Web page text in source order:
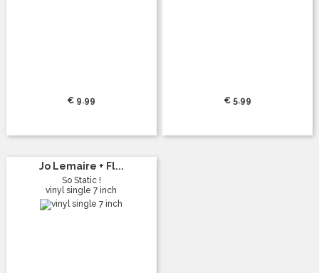
€ 9.99 € 5.99
Jo Lemaire + Fl...
So Static !
vinyl single 7 inch